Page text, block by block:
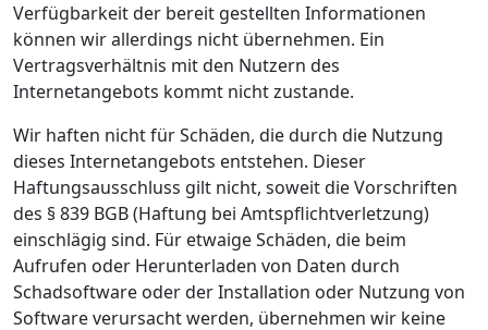
Verfügbarkeit der bereit gestellten Informationen
können wir allerdings nicht übernehmen. Ein
Vertragsverhältnis mit den Nutzern des
Internetangebots kommt nicht zustande.
Wir haften nicht für Schäden, die durch die Nutzung
dieses Internetangebots entstehen. Dieser
Haftungsausschluss gilt nicht, soweit die Vorschriften
des § 839 BGB (Haftung bei Amtspflichtverletzung)
einschlägig sind. Für etwaige Schäden, die beim
Aufrufen oder Herunterladen von Daten durch
Schadsoftware oder der Installation oder Nutzung von
Software verursacht werden, übernehmen wir keine